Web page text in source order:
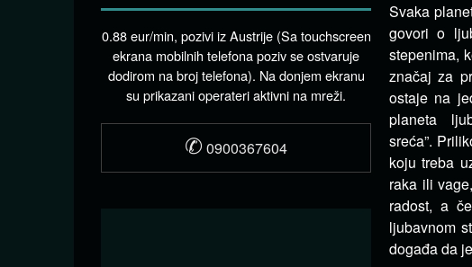
Svaka
govori o
stepenima,
značaj za
ostaje na
planeta
sreća”.
koju treba
raka ili
radost, a
ljubavnom
događa da
0.88 eur/min, pozivi iz Austrije (Sa touchscreen
ekrana mobilnih telefona poziv se ostvaruje
dodirom na broj telefona). Na donjem ekranu
su prikazani operateri aktivni na mreži.
✆ 0900367604